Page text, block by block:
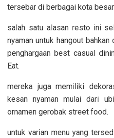
tersebar di berbagai kota
salah satu alasan resto ini
nyaman untuk hangout
penghargaan best casual
Eat.
mereka juga memiliki
kesan nyaman mulai dari
ornamen gerobak street food.
untuk varian menu yang